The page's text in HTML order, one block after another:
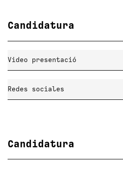
Candidatura
Candidatura